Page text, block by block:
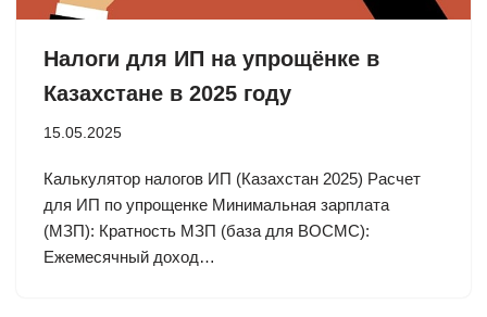
Налоги для ИП на упрощёнке в
Казахстане в 2025 году
15.05.2025
Калькулятор налогов ИП (Казахстан 2025) Расчет
для ИП по упрощенке Минимальная зарплата
(МЗП): Кратность МЗП (база для ВОСМС):
Ежемесячный доход…